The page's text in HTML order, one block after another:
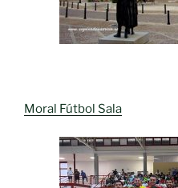
Moral Fútbol Sala